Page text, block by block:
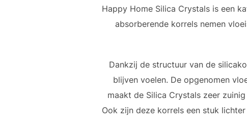
Happy Home Silica Crystals is een
absorberende korrels nemen
Dankzij de structuur van de
blijven voelen. De opgenomen
maakt de Silica Crystals zeer
Ook zijn deze korrels een stuk